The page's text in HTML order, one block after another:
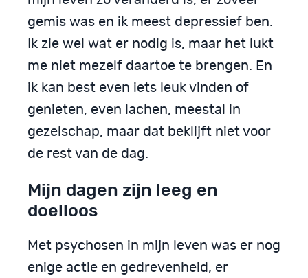
gemis was en ik meest depressief ben.
Ik zie wel wat er nodig is, maar het lukt
me niet mezelf daartoe te brengen. En
ik kan best even iets leuk vinden of
genieten, even lachen, meestal in
gezelschap, maar dat beklijft niet voor
de rest van de dag.
Mijn dagen zijn leeg en
doelloos
Met psychosen in mijn leven was er nog
enige actie en gedrevenheid, er